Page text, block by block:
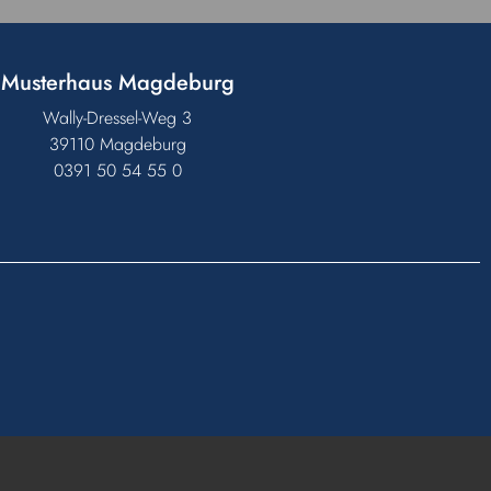
Musterhaus Magdeburg
Wally-Dressel-Weg 3
39110 Magdeburg
0391 50 54 55 0